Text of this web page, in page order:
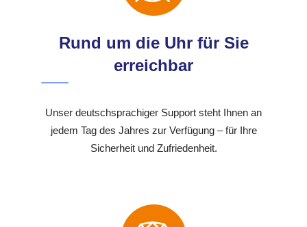
Rund um die Uhr für Sie
erreichbar
Unser deutschsprachiger Support steht Ihnen an
jedem Tag des Jahres zur Verfügung – für Ihre
Sicherheit und Zufriedenheit.